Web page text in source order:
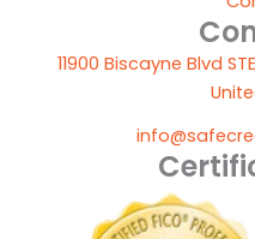
11900 Biscayne Blvd